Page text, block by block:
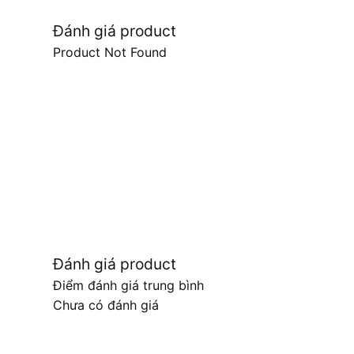
Đánh giá product
Product Not Found
Đánh giá product
Điểm đánh giá trung bình
Chưa có đánh giá